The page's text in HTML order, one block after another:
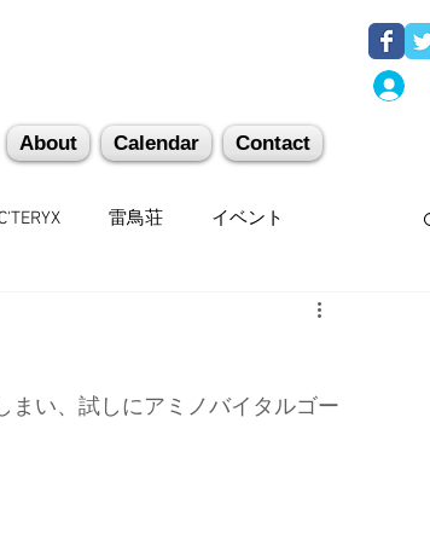
About Calendar Contact
雷鳥荘 イベント
山道具 勉強会 机上講習 登山
事者
まい、試しにアミノバイタルゴー